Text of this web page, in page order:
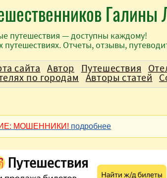
Галины
путешествия — доступны каждому!
путешествиях. Отчеты, отзывы,
МОШЕННИКИ! подробнее
сайта Автор Путешествия
по городам Авторы статей